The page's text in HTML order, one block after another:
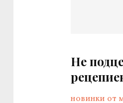
Не
НОВИНКИ ОТ